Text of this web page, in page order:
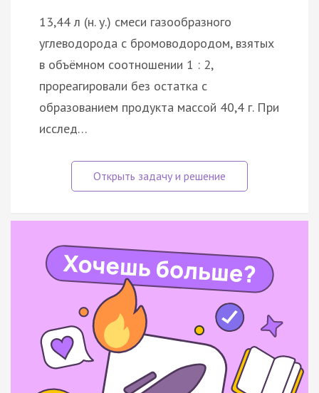
13,44 л (н. у.) смеси газообразного
углеводорода с бромоводородом, взятых
в объёмном соотношении 1 : 2,
прореагировали без остатка с
образованием продукта массой 40,4 г. При
исслед…